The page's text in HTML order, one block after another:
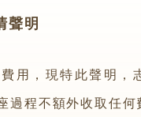
聲明
用，現特此聲明，
過程不額外收取任何